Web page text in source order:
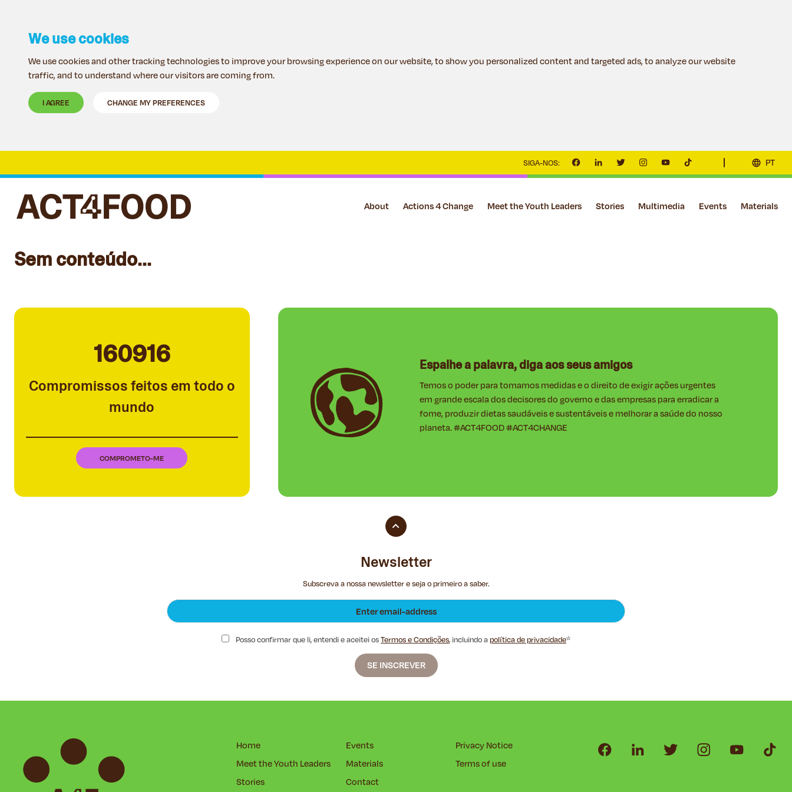
We use cookies
We use cookies and other tracking technologies to improve your browsing experience on our website, to show you personalized content and targeted ads, to analyze our website
traffic, and to understand where our visitors are coming from.
I AGREE CHANGE MY PREFERENCES
SIGA-NOS: PT
About Actions 4 Change Meet the Youth Leaders Stories Multimedia Events Materials
Sem conteúdo...
160916
Compromissos feitos em todo o
mundo
COMPROMETO-ME
Espalhe a palavra, diga aos seus amigos
Temos o poder para tomamos medidas e o direito de exigir ações urgentes
em grande escala dos decisores do governo e das empresas para erradicar a
fome, produzir dietas saudáveis e sustentáveis e melhorar a saúde do nosso
planeta. #ACT4FOOD #ACT4CHANGE
Newsletter
Subscreva a nossa newsletter e seja o primeiro a saber.
Posso confirmar que li, entendi e aceitei osTermos e Condições, incluindo a política de privacidade*
Home
Meet the Youth Leaders
Stories
Events
Materials
Contact
Privacy Notice
Terms of use